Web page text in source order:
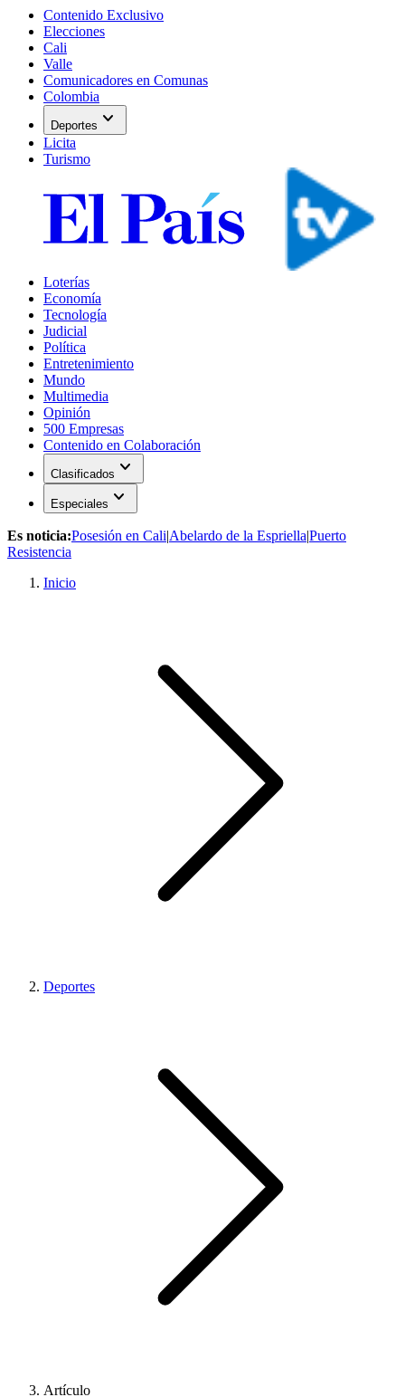
Contenido Exclusivo
Elecciones
Cali
Valle
Comunicadores en Comunas
Colombia
Deportes expand_more
Licita
Turismo
Loterías
Economía
Tecnología
Judicial
Política
Entretenimiento
Mundo
Multimedia
Opinión
500 Empresas
Contenido en Colaboración
Clasificados expand_more
Especiales expand_more
Es noticia:Posesión en Cali|Abelardo de la Espriella|Puerto
Resistencia
Inicio
Deportes
Artículo